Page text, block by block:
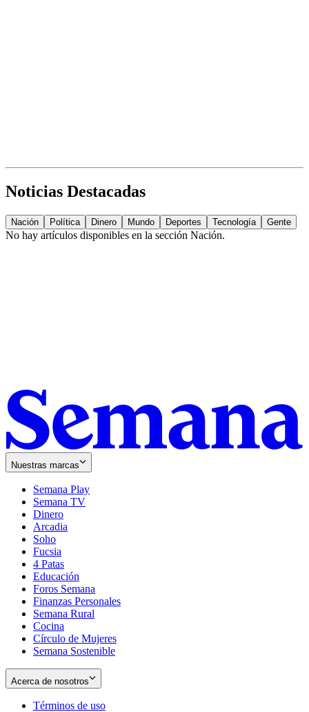
Noticias Destacadas
Nación Política Dinero Mundo Deportes Tecnología Gente
No hay artículos disponibles en la sección Nación.
Nuestras marcas
Semana Play
Semana TV
Dinero
Arcadia
Soho
in
new
window
Fucsia
in
new
window
4 Patas
Educación
Foros Semana
Finanzas Personales
Semana Rural
Cocina
Círculo de Mujeres
Semana Sostenible
Acerca de nosotros
Términos de uso